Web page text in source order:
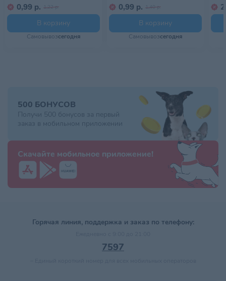
0,99 р. 1,22 р.
В корзину
Самовывозсегодня
0,99 р. 1,40 р.
В корзину
Самовывозсегодня
500 БОНУСОВ
Получи 500 бонусов за первый
заказ в мобильном приложении
Скачайте мобильное приложение!
Горячая линия, поддержка и заказ по телефону:
7597